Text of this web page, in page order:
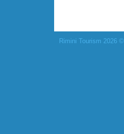
Rimini Tourism 2026 ©